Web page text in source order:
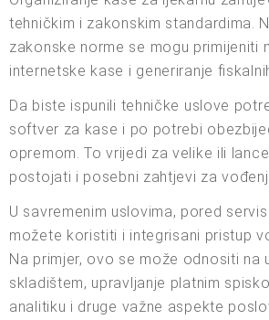
tehničkim i zakonskim standardima.
zakonske norme se mogu primijeniti
internetske kase i generiranje
Da biste ispunili tehničke uslove
softver za kase i po potrebi
opremom. To vrijedi za velike ili
postojati i posebni zahtjevi za
U savremenim uslovima, pored
možete koristiti i integrisani pristup
Na primjer, ovo se može odnositi na
skladištem, upravljanje platnim
analitiku i druge važne aspekte